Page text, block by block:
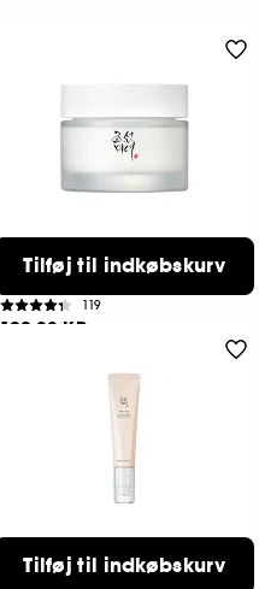
Dynasty Cream- Plejende
119
199,00 KR
Tilføj til indkøbskurv
Revive Eye Serum: Ginseng +
Tilføj til indkøbskurv